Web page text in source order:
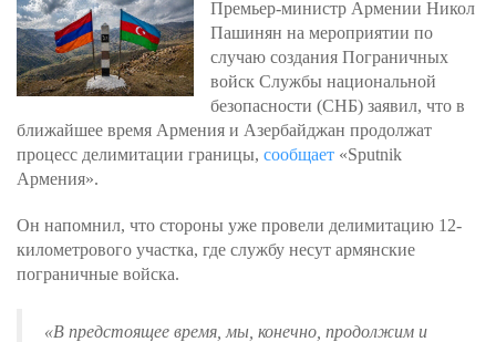
Премьер-министр Армении Никол
Пашинян на мероприятии по
случаю создания Пограничных
войск Службы национальной
безопасности (СНБ) заявил, что в
ближайшее время Армения и Азербайджан продолжат
процесс делимитации границы, сообщает «Sputnik
Армения».
Он напомнил, что стороны уже провели делимитацию 12-
километрового участка, где службу несут армянские
пограничные войска.
«В предстоящее время, мы, конечно, продолжим и